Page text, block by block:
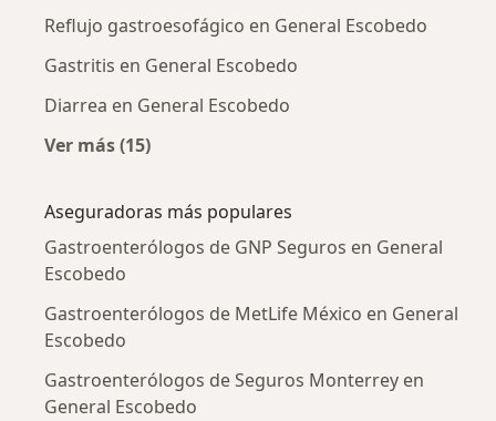
Reflujo gastroesofágico en General Escobedo
Gastritis en General Escobedo
Diarrea en General Escobedo
Ver más (15)
Aseguradoras más populares
Gastroenterólogos de GNP Seguros en General
Escobedo
Gastroenterólogos de MetLife México en General
Escobedo
Gastroenterólogos de Seguros Monterrey en
General Escobedo